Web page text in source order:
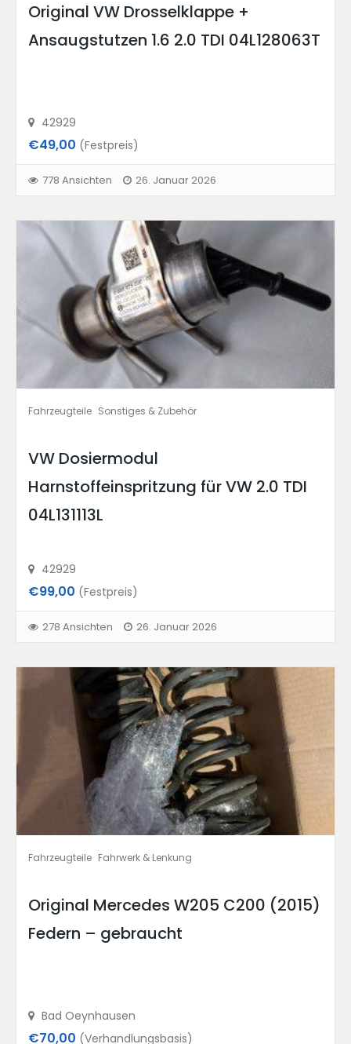
Original VW Drosselklappe +
Ansaugstutzen 1.6 2.0 TDI 04L128063T
42929
€49,00 (Festpreis)
778 Ansichten 26. Januar 2026
Fahrzeugteile Sonstiges & Zubehör
VW Dosiermodul
Harnstoffeinspritzung für VW 2.0 TDI
04L131113L
42929
€99,00 (Festpreis)
278 Ansichten 26. Januar 2026
Fahrzeugteile Fahrwerk & Lenkung
Original Mercedes W205 C200 (2015)
Federn – gebraucht
Bad Oeynhausen
€70,00 (Verhandlungsbasis)